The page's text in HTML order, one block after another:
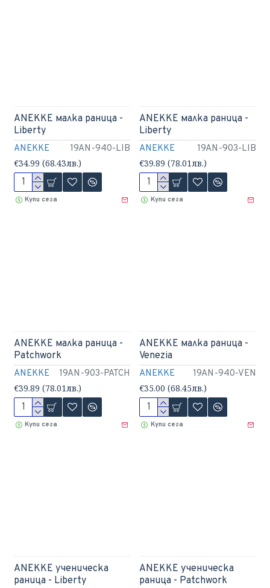
ANEKKE 19AN-940-LIB
ANEKKE малка раница -
Liberty
€34.99 (68.43лв.)
Купи сега
ANEKKE 19AN-903-LIB
ANEKKE малка раница -
Liberty
€39.89 (78.01лв.)
Купи сега
ANEKKE 19AN-903-PATCH
ANEKKE малка раница -
Patchwork
€39.89 (78.01лв.)
Купи сега
ANEKKE 19AN-940-VEN
ANEKKE малка раница -
Venezia
€35.00 (68.45лв.)
Купи сега
ANEKKE ученическа
раница - Liberty
ANEKKE ученическа
раница - Patchwork